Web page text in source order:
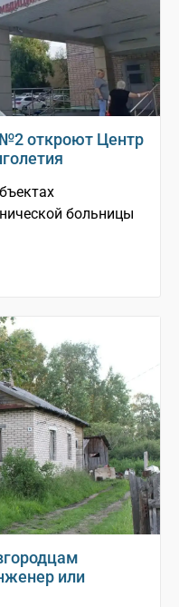
откроют Центр
больницы
или